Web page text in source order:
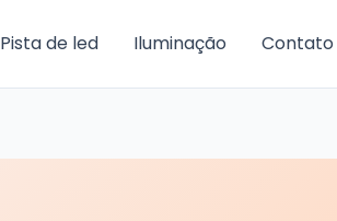
Pista de led Iluminação Contato